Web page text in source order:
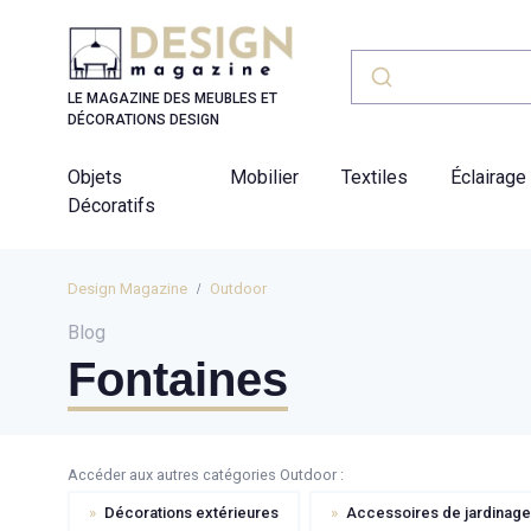
LE MAGAZINE DES MEUBLES ET
DÉCORATIONS DESIGN
Objets
Décoratifs
Mobilier Textiles Éclairage
Design Magazine Outdoor
Blog
Fontaines
Accéder aux autres catégories Outdoor :
» Décorations extérieures » Accessoires de jardinage